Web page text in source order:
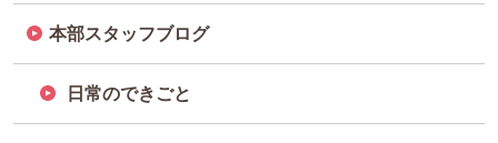
本部スタッフブログ
日常のできごと